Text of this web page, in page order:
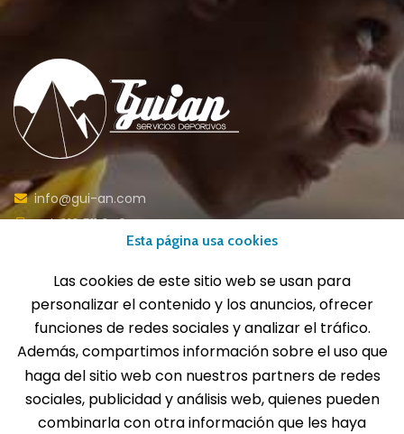
info@gui-an.com
Tel: 916 511 040
Whatsapp: 609 72 24 10
Fax: 916 537 814
SOLICITA INFORMACIÓN
MENÚ
Esta página usa cookies
Las cookies de este sitio web se usan para
personalizar el contenido y los anuncios, ofrecer
funciones de redes sociales y analizar el tráfico.
Además, compartimos información sobre el uso que
haga del sitio web con nuestros partners de redes
sociales, publicidad y análisis web, quienes pueden
combinarla con otra información que les haya